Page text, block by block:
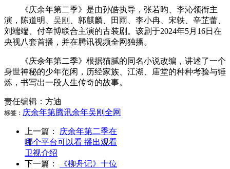
《庆余年第二季》是由孙皓执导，张若昀、李沁领衔主
演，陈道明、 吴刚
、郭麒麟、田雨、李小冉、宋轶、辛芷蕾、
刘端端、付辛博联合主演的古装剧。该剧于2024年5月16日在
央视八套首播，并在腾讯视频全网独播。
《庆余年第二季》根据猫腻的同名小说改编，讲述了一个
身世神秘的少年范闲，历经家族、江湖、庙堂的种种考验与锤
炼，书写出一段人生传奇的故事。
责任编辑：方迪
标签： 庆余年第腾讯余年吴刚 全网
上一篇：
庆余年第二季在
哪个平台可以看 播出观看
卫视介绍
下一篇：
《柳舟记》十位